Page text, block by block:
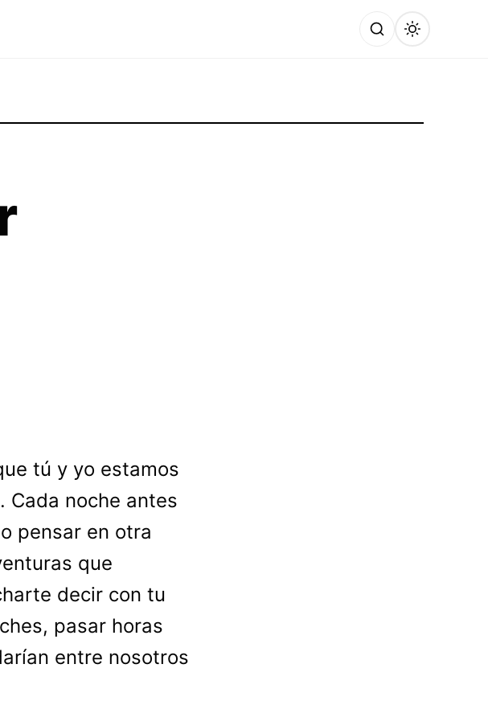
tú y yo estamos
Cada noche antes
pensar en otra
que
decir con tu
pasar horas
entre nosotros